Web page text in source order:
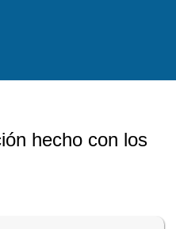
hecho con los